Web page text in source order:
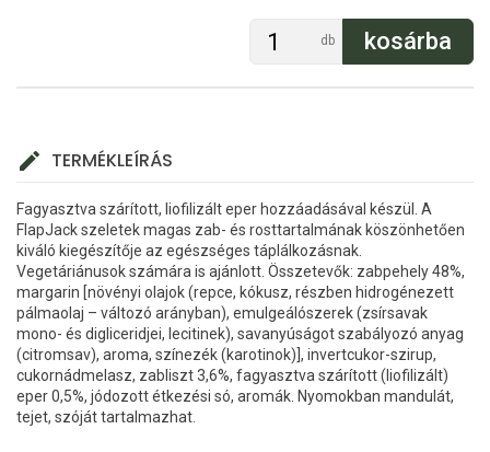
db
TERMÉKLEÍRÁS
Fagyasztva szárított, liofilizált eper hozzáadásával készül. A
FlapJack szeletek magas zab- és rosttartalmának köszönhetően
kiváló kiegészítője az egészséges táplálkozásnak.
Vegetáriánusok számára is ajánlott. Összetevők: zabpehely 48%,
margarin [növényi olajok (repce, kókusz, részben hidrogénezett
pálmaolaj – változó arányban), emulgeálószerek (zsírsavak
mono- és digliceridjei, lecitinek), savanyúságot szabályozó anyag
(citromsav), aroma, színezék (karotinok)], invertcukor-szirup,
cukornádmelasz, zabliszt 3,6%, fagyasztva szárított (liofilizált)
eper 0,5%, jódozott étkezési só, aromák. Nyomokban mandulát,
tejet, szóját tartalmazhat.